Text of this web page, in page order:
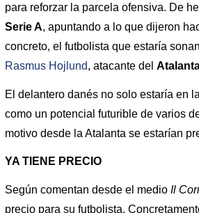
para reforzar la parcela ofensiva. De
Serie A, apuntando a lo que dijeron
concreto, el futbolista que estaría
Rasmus Hojlund, atacante del
El delantero danés no solo estaría en
como un potencial futurible de varios
motivo desde la Atalanta se estarían
YA TIENE PRECIO
Según comentan desde el medio Il
precio para su futbolista.